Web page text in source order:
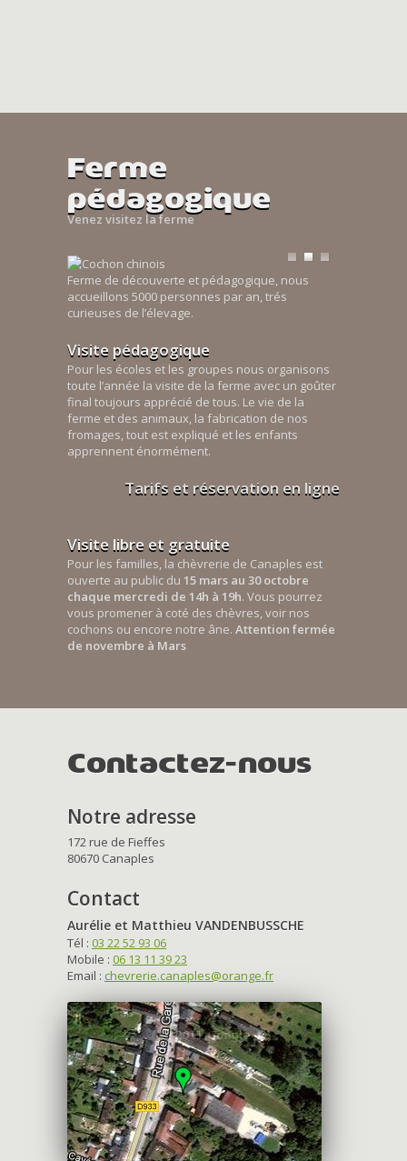
Ferme
pédagogique
Venez visitez la ferme
Ferme de découverte et pédagogique, nous
accueillons 5000 personnes par an, trés
curieuses de l’élevage.
Visite pédagogique
Pour les écoles et les groupes nous organisons
toute l’année la visite de la ferme avec un goûter
final toujours apprécié de tous. Le vie de la
ferme et des animaux, la fabrication de nos
fromages, tout est expliqué et les enfants
apprennent énormément.
Tarifs et réservation en ligne
Visite libre et gratuite
Pour les familles, la chèvrerie de Canaples est
ouverte au public du 15 mars au 30 octobre
chaque mercredi de 14h à 19h. Vous pourrez
vous promener à coté des chèvres, voir nos
cochons ou encore notre âne. Attention fermée
de novembre à Mars
Contactez-nous
Notre adresse
172 rue de Fieffes
80670 Canaples
Contact
Aurélie et Matthieu VANDENBUSSCHE
Tél : 03 22 52 93 06
Mobile : 06 13 11 39 23
Email : chevrerie.canaples@orange.fr